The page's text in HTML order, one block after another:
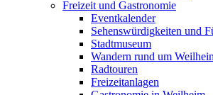
Freizeit und Gastronomie
Eventkalender
Sehenswürdigkeiten und
Stadtmuseum
Wandern rund um
Radtouren
Freizeitanlagen